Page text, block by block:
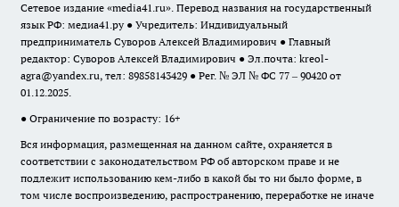
Сетевое издание «media41.ru». Перевод названия на государственный
язык РФ: медиа41.ру ● Учредитель: Индивидуальный
предприниматель Суворов Алексей Владимирович ● Главный
редактор: Суворов Алексей Владимирович ● Эл.почта: kreol-
agra@yandex.ru, тел: 89858143429 ● Рег. № ЭЛ № ФС 77 – 90420 от
01.12.2025.
● Ограничение по возрасту: 16+
Вся информация, размещенная на данном сайте, охраняется в
соответствии с законодательством РФ об авторском праве и не
подлежит использованию кем-либо в какой бы то ни было форме, в
том числе воспроизведению, распространению, переработке не иначе